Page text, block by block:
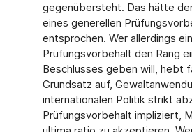
gegenübersteht. Das hätte
eines generellen
entsprochen. Wer allerdings
Prüfungsvorbehalt den Rang
Beschlusses geben will, hebt
Grundsatz auf,
internationalen Politik strikt
Prüfungsvorbehalt impliziert,